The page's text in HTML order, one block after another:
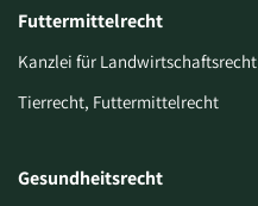
Futtermittelrecht
Kanzlei für Landwirtschaftsrecht
Tierrecht, Futtermittelrecht
Gesundheitsrecht